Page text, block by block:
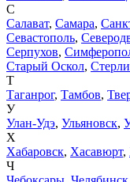
С
Салават, Самара,
Севастополь,
Серпухов,
Старый Оскол,
Т
Таганрог, Тамбов,
У
Улан-Удэ, Ульяновск,
Х
Хабаровск, Хасавюрт,
Ч